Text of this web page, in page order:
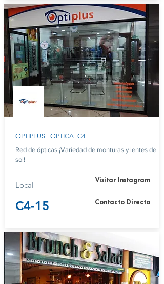
OPTIPLUS - OPTICA- C4
Red de ópticas ¡Variedad de monturas y lentes de
sol!
Local
Visitar Instagram
C4-15 Contacto Directo